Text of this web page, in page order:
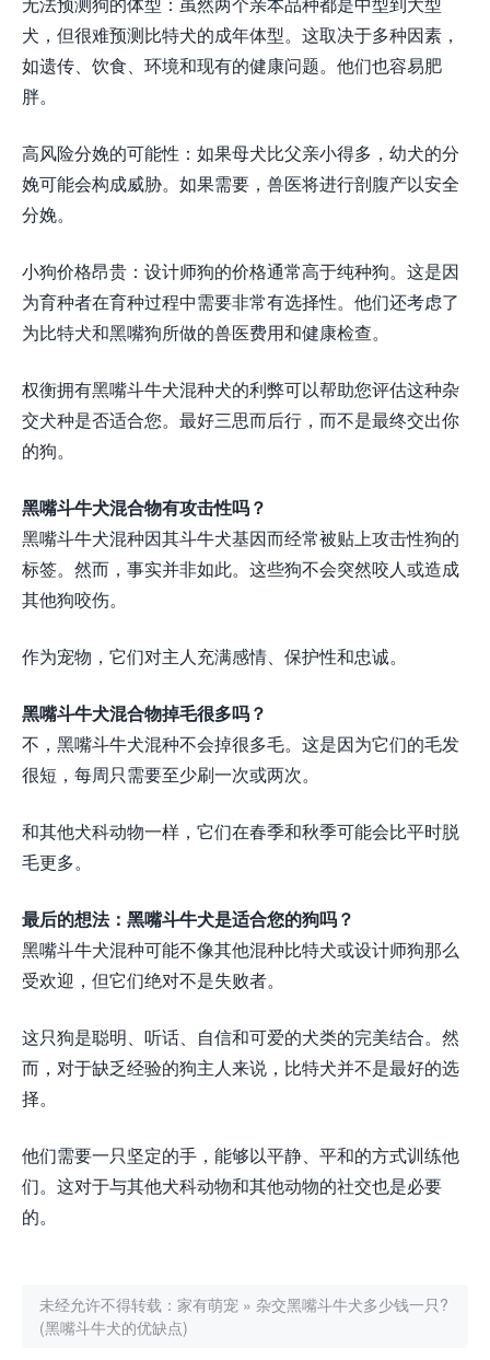
犬，但很难预测比特犬的成年体型。这取决于多种因素，
如遗传、饮食、环境和现有的健康问题。他们也容易肥
胖。
高风险分娩的可能性：如果母犬比父亲小得多，幼犬的分
娩可能会构成威胁。如果需要，兽医将进行剖腹产以安全
分娩。
小狗价格昂贵：设计师狗的价格通常高于纯种狗。这是因
为育种者在育种过程中需要非常有选择性。他们还考虑了
为比特犬和黑嘴狗所做的兽医费用和健康检查。
权衡拥有黑嘴斗牛犬混种犬的利弊可以帮助您评估这种杂
交犬种是否适合您。最好三思而后行，而不是最终交出你
的狗。
黑嘴斗牛犬混合物有攻击性吗？
黑嘴斗牛犬混种因其斗牛犬基因而经常被贴上攻击性狗的
标签。然而，事实并非如此。这些狗不会突然咬人或造成
其他狗咬伤。
作为宠物，它们对主人充满感情、保护性和忠诚。
黑嘴斗牛犬混合物掉毛很多吗？
不，黑嘴斗牛犬混种不会掉很多毛。这是因为它们的毛发
很短，每周只需要至少刷一次或两次。
和其他犬科动物一样，它们在春季和秋季可能会比平时脱
毛更多。
最后的想法：黑嘴斗牛犬是适合您的狗吗？
黑嘴斗牛犬混种可能不像其他混种比特犬或设计师狗那么
受欢迎，但它们绝对不是失败者。
这只狗是聪明、听话、自信和可爱的犬类的完美结合。然
而，对于缺乏经验的狗主人来说，比特犬并不是最好的选
择。
他们需要一只坚定的手，能够以平静、平和的方式训练他
们。这对于与其他犬科动物和其他动物的社交也是必要
的。
未经允许不得转载： 家有萌宠 » 杂交黑嘴斗牛犬多少钱一只?
(黑嘴斗牛犬的优缺点)